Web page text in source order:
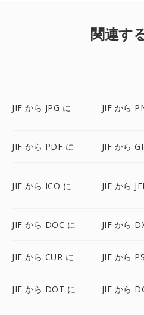
関連す
JIF から JPG に JIF から
JIF から PDF に JIF から
JIF から ICO に JIF から
JIF から DOC に JIF から
JIF から CUR に JIF から
JIF から DOT に JIF から